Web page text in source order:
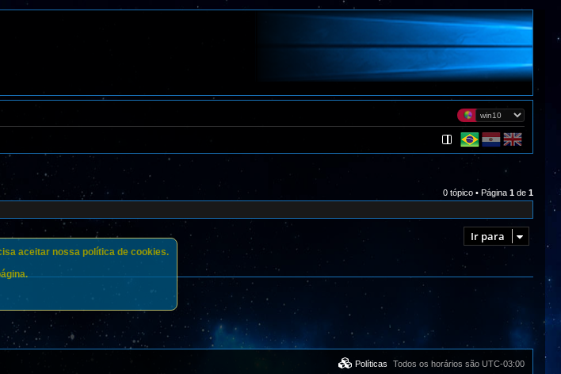
0 tópico • Página 1 de 1
Ir para
aceitar nossa política de cookies.
Todos os horários são UTC-03:00
Políticas